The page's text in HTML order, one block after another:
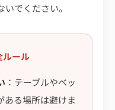
でください。
ルール
：テーブルやベッ
ある場所は避けま